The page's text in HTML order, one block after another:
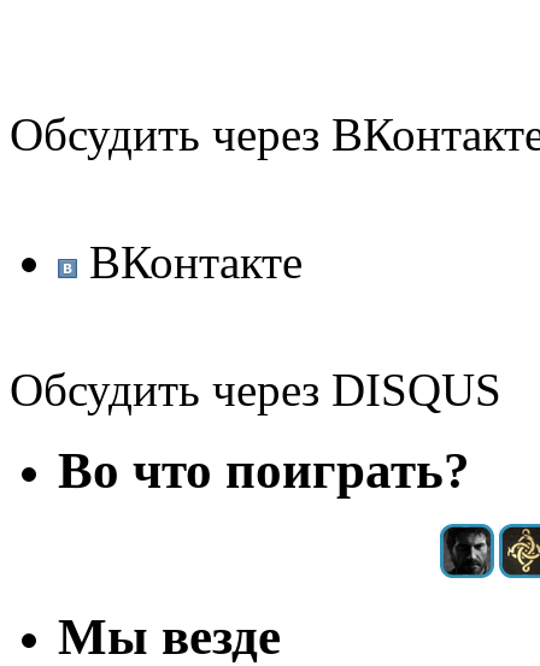
Обсудить через
ВКонтакте
Обсудить через DISQUS
Во что поиграть?
Мы везде